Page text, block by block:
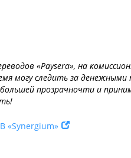
«Paysera», на
могу следить за
прозрачночти и
«Synergium»